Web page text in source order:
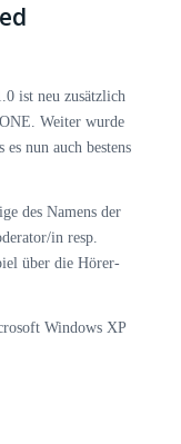
ist neu zusätzlich
Weiter wurde
nun auch bestens
des Namens der
in resp.
über die Hörer-
Windows XP